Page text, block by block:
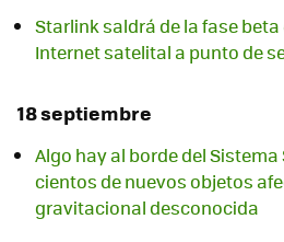
Starlink saldrá de la fase beta
Internet satelital a punto de
18 septiembre
Algo hay al borde del
cientos de nuevos objetos
gravitacional desconocida